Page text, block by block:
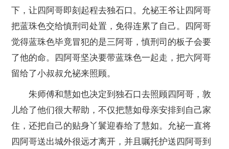
下，让四阿哥即刻起程去独石口。允袐王爷让四阿哥
把蓝珠色交给慎刑司处置，免得连累了自己。四阿哥
觉得蓝珠色毕竟冒犯的是三阿哥，慎刑司的板子会要
了他的命。四阿哥坚决要带蓝珠色一起走，把六阿哥
留给了小叔叔允袐来照顾。
朱师傅和慧如也决定到独石口去照顾四阿哥，敦
儿给了他们很大帮助，不仅把慧如母亲安排到自己家
住，还把自己的贴身丫鬟迎春给了慧如。允袐一直将
四阿哥送出城外很远才离开，并且嘱托护送四阿哥到